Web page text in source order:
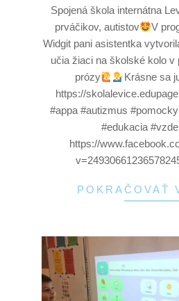
Spojená škola internátna
prváčikov, autistov
V
Widgit pani asistentka
učia žiaci na školské kolo v
prózy
Krásne sa
https://
#appa #autizmus
#edukacia
https://
POKRAČOVAŤ